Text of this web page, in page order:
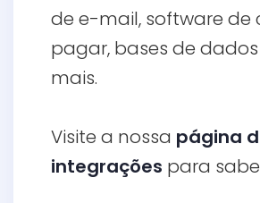
de e-mail, software de
pagar, bases de
mais.
Visite a nossa página
integrações para